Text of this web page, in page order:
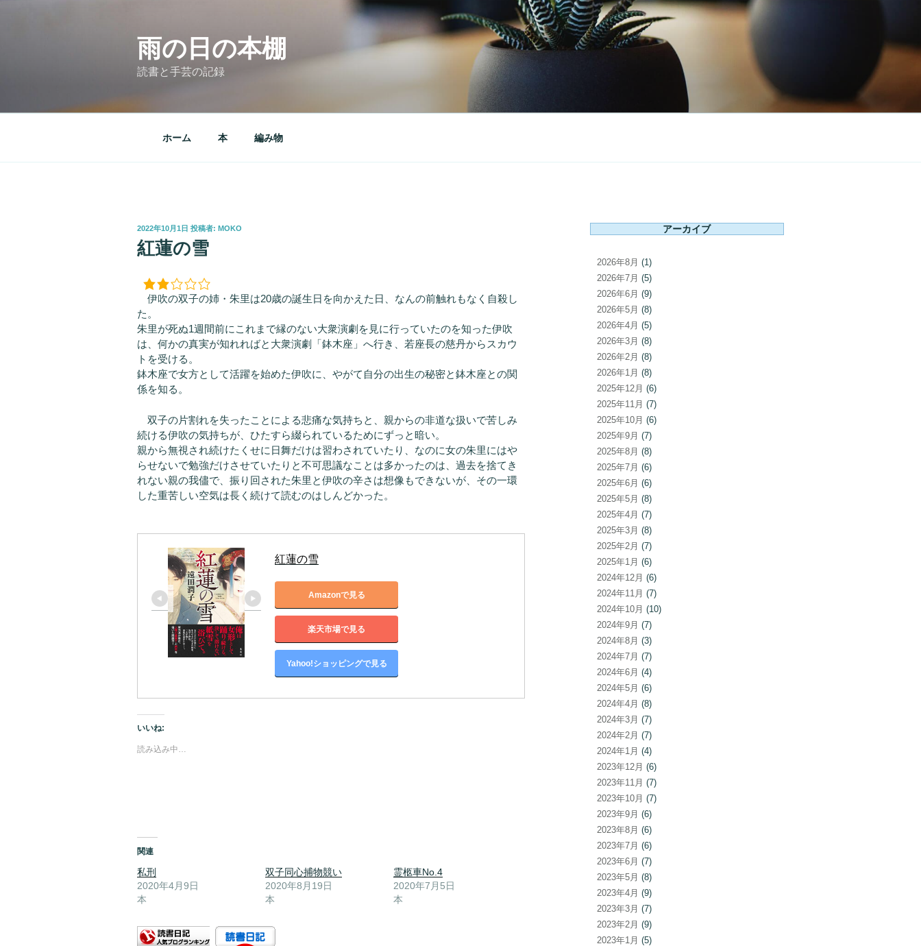
雨の日の本棚
読書と手芸の記録
ホーム 本 編み物
投
稿
日:
2022年10月1日 投稿者: MOKO
紅蓮の雪
伊吹の双子の姉・朱里は20歳の誕生日を向かえた日、なんの前触れもなく自殺し
た。
朱里が死ぬ1週間前にこれまで縁のない大衆演劇を見に行っていたのを知った伊吹
は、何かの真実が知れればと大衆演劇「鉢木座」へ行き、若座長の慈丹からスカウ
トを受ける。
鉢木座で女方として活躍を始めた伊吹に、やがて自分の出生の秘密と鉢木座との関
係を知る。
双子の片割れを失ったことによる悲痛な気持ちと、親からの非道な扱いで苦しみ
続ける伊吹の気持ちが、ひたすら綴られているためにずっと暗い。
親から無視され続けたくせに日舞だけは習わされていたり、なのに女の朱里にはや
らせないで勉強だけさせていたりと不可思議なことは多かったのは、過去を捨てき
れない親の我儘で、振り回された朱里と伊吹の辛さは想像もできないが、その一環
した重苦しい空気は長く続けて読むのはしんどかった。
紅蓮の雪
Amazonで見る
楽天市場で見る
Yahoo!ショッピングで見る
いいね:
読み込み中…
関連
私刑
2020年4月9日
本
双子同心捕物競い
2020年8月19日
本
霊柩車No.4
2020年7月5日
本
アーカイブ
2026年8月 (1)
2026年7月 (5)
2026年6月 (9)
2026年5月 (8)
2026年4月 (5)
2026年3月 (8)
2026年2月 (8)
2026年1月 (8)
2025年12月 (6)
2025年11月 (7)
2025年10月 (6)
2025年9月 (7)
2025年8月 (8)
2025年7月 (6)
2025年6月 (6)
2025年5月 (8)
2025年4月 (7)
2025年3月 (8)
2025年2月 (7)
2025年1月 (6)
2024年12月 (6)
2024年11月 (7)
2024年10月 (10)
2024年9月 (7)
2024年8月 (3)
2024年7月 (7)
2024年6月 (4)
2024年5月 (6)
2024年4月 (8)
2024年3月 (7)
2024年2月 (7)
2024年1月 (4)
2023年12月 (6)
2023年11月 (7)
2023年10月 (7)
2023年9月 (6)
2023年8月 (6)
2023年7月 (6)
2023年6月 (7)
2023年5月 (8)
2023年4月 (9)
2023年3月 (7)
2023年2月 (9)
2023年1月 (5)